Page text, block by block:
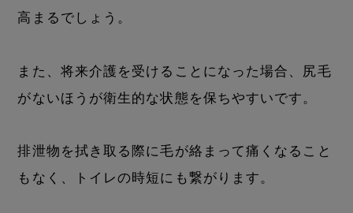
高まるでしょう。
また、将来介護を受けることになった場合、尻毛
がないほうが衛生的な状態を保ちやすいです。
排泄物を拭き取る際に毛が絡まって痛くなること
もなく、トイレの時短にも繋がります。